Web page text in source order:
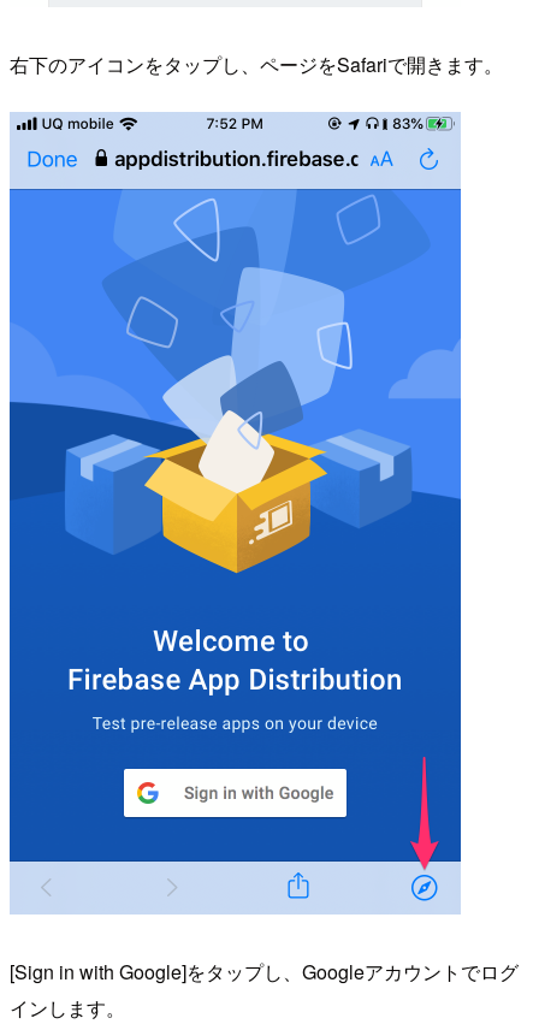
右下のアイコンをタップし、ページをSafariで開きます。
[Sign in with Google]をタップし、Googleアカウントでログ
インします。